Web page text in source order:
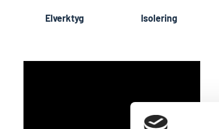
Elverktyg Isolering